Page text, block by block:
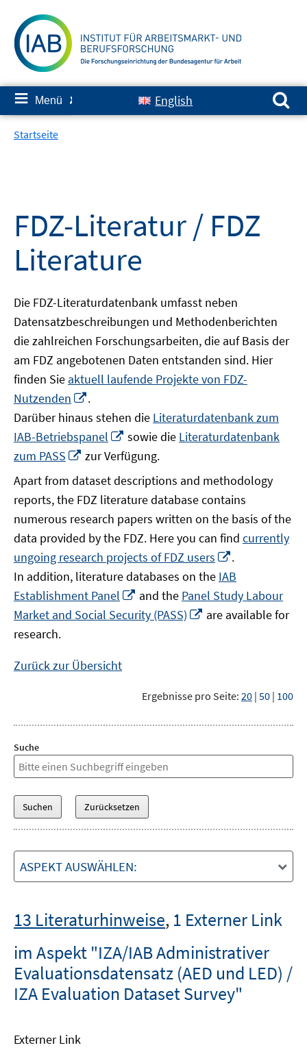
zum
Inhalt
≡ Menü ✘ English
Suchen nach:
Startseite
FDZ-Literatur / FDZ
Literature
Die FDZ-Literaturdatenbank umfasst neben
Datensatzbeschreibungen und Methodenberichten
die zahlreichen Forschungsarbeiten, die auf Basis der
am FDZ angebotenen Daten entstanden sind. Hier
finden Sie aktuell laufende Projekte von FDZ-
Nutzenden
neuem
Fenster
öffnen
.
Darüber hinaus stehen die Literaturdatenbank zum
IAB-Betriebspanel
In
neuem
Fenster
öffnen
sowie die Literaturdatenbank
zum PASS
In
Fenster
öffnen
zur Verfügung.
Apart from dataset descriptions and methodology
reports, the FDZ literature database contains
numerous research papers written on the basis of the
data provided by the FDZ. Here you can find currently
ungoing research projects of FDZ users
neuem
Fenster
öffnen
.
In addition, literature databases on the IAB
Establishment Panel
In
neuem
Fenster
and the Panel Study Labour
Market and Social Security (PASS)
In
are available for
research.
Zurück zur Übersicht
Ergebnisse pro Seite: 20 | 50 | 100
Suche
ASPEKT AUSWÄHLEN:
13 Literaturhinweise, 1 Externer Link
im Aspekt "IZA/IAB Administrativer
Evaluationsdatensatz (AED und LED) /
IZA Evaluation Dataset Survey"
Externer Link